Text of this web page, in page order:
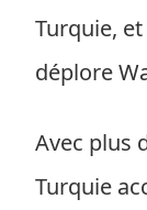
Turquie,
déplore
Avec plus
Turquie